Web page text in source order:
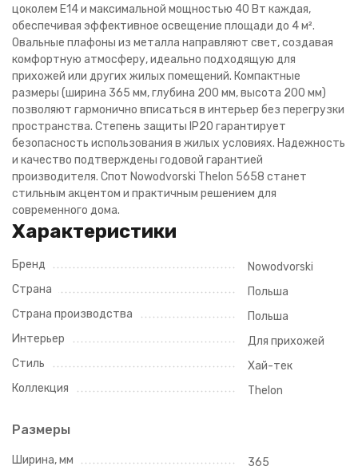
цоколем E14 и максимальной мощностью 40 Вт каждая,
обеспечивая эффективное освещение площади до 4 м².
Овальные плафоны из металла направляют свет, создавая
комфортную атмосферу, идеально подходящую для
прихожей или других жилых помещений. Компактные
размеры (ширина 365 мм, глубина 200 мм, высота 200 мм)
позволяют гармонично вписаться в интерьер без перегрузки
пространства. Степень защиты IP20 гарантирует
безопасность использования в жилых условиях. Надежность
и качество подтверждены годовой гарантией
производителя. Спот Nowodvorski Thelon 5658 станет
стильным акцентом и практичным решением для
современного дома.
Характеристики
Бренд
Nowodvorski
Страна
Польша
Страна производства
Польша
Интерьер
Для прихожей
Стиль
Хай-тек
Коллекция
Thelon
Размеры
Ширина, мм
365